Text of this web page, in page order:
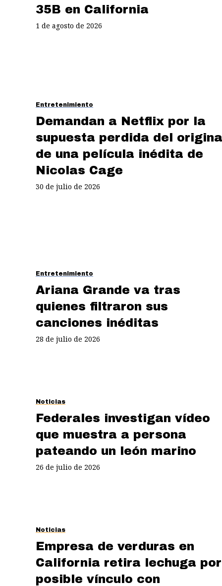
35B en California
1 de agosto de 2026
Entretenimiento
Demandan a Netflix por la
supuesta perdida del
de una película inédita de
Nicolas Cage
30 de julio de 2026
Entretenimiento
Ariana Grande va tras
quienes filtraron sus
canciones inéditas
28 de julio de 2026
Noticias
Federales investigan vídeo
que muestra a persona
pateando un león marino
26 de julio de 2026
Noticias
Empresa de verduras en
California retira lechuga por
posible vínculo con